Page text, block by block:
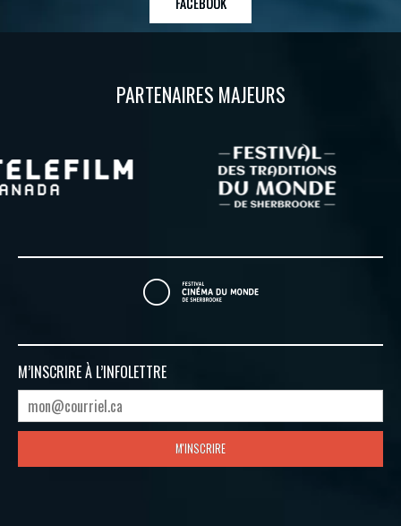
PARTENAIRES MAJEURS
M’INSCRIRE À L’INFOLETTRE
M'INSCRIRE